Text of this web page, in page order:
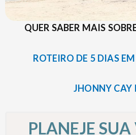
QUER SABER MAIS
ROTEIRO DE 5 DIAS
JHONNY CAY
PLANEJE